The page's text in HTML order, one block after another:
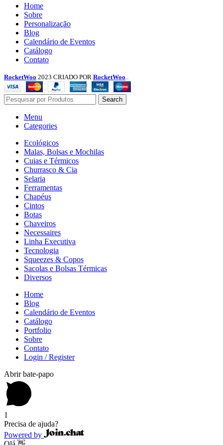
Menu
Home
Sobre
Personalização
Blog
Calendário de Eventos
Catálogo
Contato
RocketWoo 2023 CRIADO POR RocketWoo
Search
Menu
Categories
Ecológicos
Malas, Bolsas e Mochilas
Cuias e Térmicos
Churrasco & Cia
Selaria
Ferramentas
Chapéus
Cintos
Botas
Chaveiros
Necessaires
Linha Executiva
Tecnologia
Squeezes & Copos
Sacolas e Bolsas Térmicas
Diversos
Home
Blog
Calendário de Eventos
Catálogo
Portfolio
Sobre
Contato
Login / Register
Abrir bate-papo
1
Precisa de ajuda?
Powered by